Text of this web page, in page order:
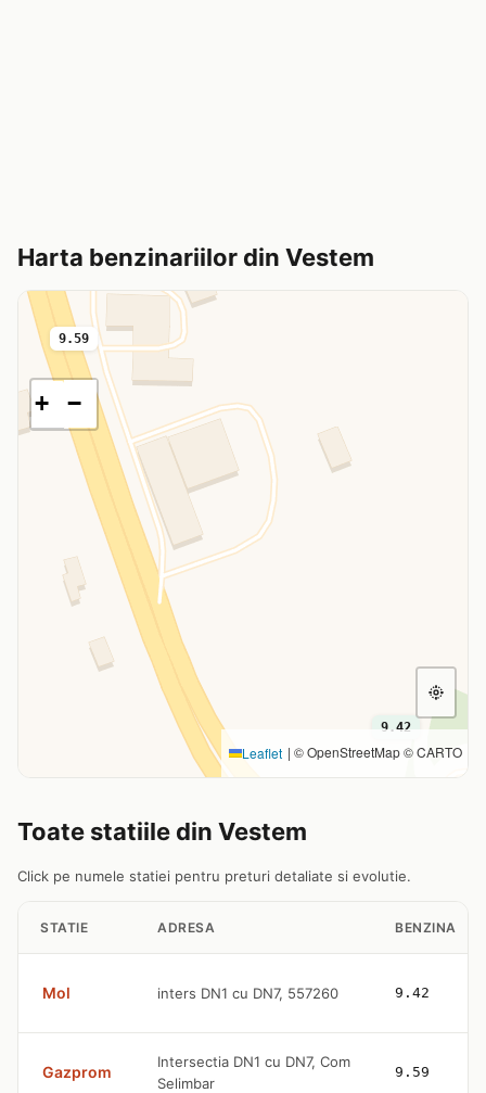
Harta benzinariilor din Vestem
9.42
9.59
+ −
Leaflet | © OpenStreetMap © CARTO
Toate statiile din Vestem
Click pe numele statiei pentru preturi detaliate si evolutie.
STATIE ADRESA BENZINA
Mol inters DN1 cu DN7, 557260 9.42
Gazprom
Intersectia DN1 cu DN7, Com
Selimbar
9.59